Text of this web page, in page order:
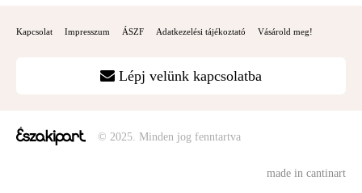
Kapcsolat Impresszum ÁSZF Adatkezelési tájékoztató Vásárold meg!
Lépj velünk kapcsolatba
© 2025. Minden jog fenntartva
made in cantinart